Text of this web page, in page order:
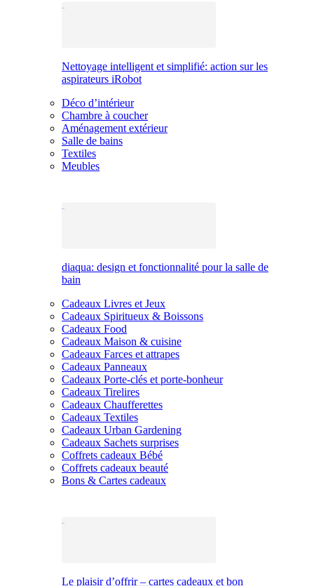
Nettoyage intelligent et simplifié: action sur les
aspirateurs iRobot
Déco d’intérieur
Chambre à coucher
Aménagement extérieur
Salle de bains
Textiles
Meubles
diaqua: design et fonctionnalité pour la salle de
bain
Cadeaux Livres et Jeux
Cadeaux Spiritueux & Boissons
Cadeaux Food
Cadeaux Maison & cuisine
Cadeaux Farces et attrapes
Cadeaux Panneaux
Cadeaux Porte-clés et porte-bonheur
Cadeaux Tirelires
Cadeaux Chaufferettes
Cadeaux Textiles
Cadeaux Urban Gardening
Cadeaux Sachets surprises
Coffrets cadeaux Bébé
Coffrets cadeaux beauté
Bons & Cartes cadeaux
Le plaisir d’offrir – cartes cadeaux et bon